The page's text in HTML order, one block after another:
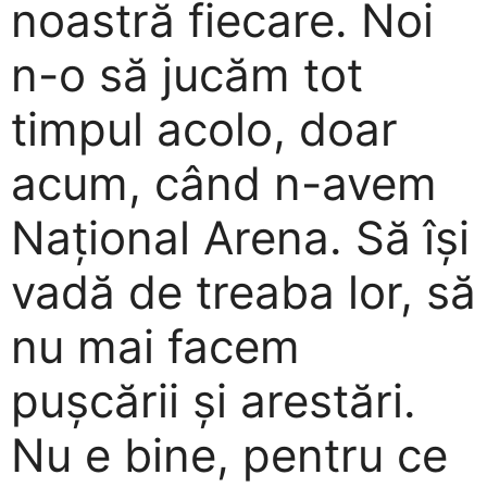
noastră fiecare. Noi
n-o să jucăm tot
timpul acolo, doar
acum, când n-avem
Național Arena. Să își
vadă de treaba lor, să
nu mai facem
pușcării și arestări.
Nu e bine, pentru ce